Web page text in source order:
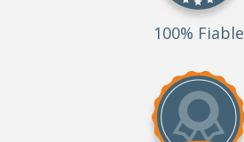
100% Fiable